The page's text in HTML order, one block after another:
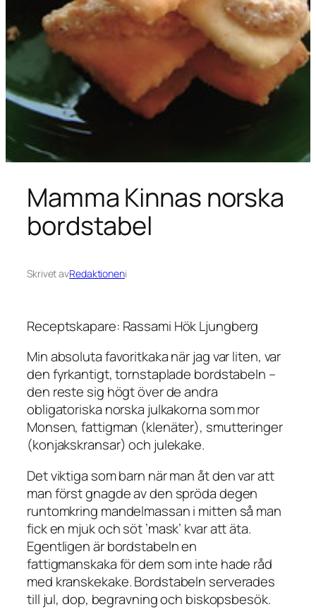
Mamma Kinnas norska
bordstabel
Skrivet avRedaktioneni
Receptskapare: Rassami Hök Ljungberg
Min absoluta favoritkaka när jag var liten, var
den fyrkantigt, tornstaplade bordstabeln –
den reste sig högt över de andra
obligatoriska norska julkakorna som mor
Monsen, fattigman (klenäter), smutteringer
(konjakskransar) och julekake.
Det viktiga som barn när man åt den var att
man först gnagde av den spröda degen
runtomkring mandelmassan i mitten så man
fick en mjuk och söt ’mask’ kvar att äta.
Egentligen är bordstabeln en
fattigmanskaka för dem som inte hade råd
med kranskekake. Bordstabeln serverades
till jul, dop, begravning och biskopsbesök.